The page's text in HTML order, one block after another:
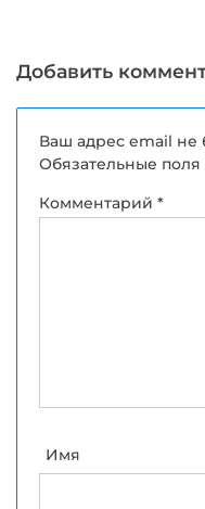
Добавить
Ваш адрес email не
Обязательные
Комментарий *
Имя